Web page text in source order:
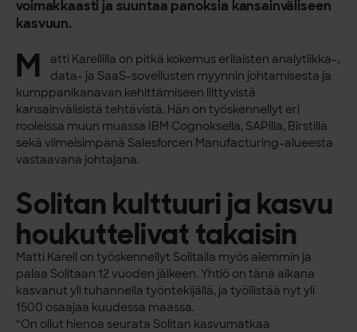
voimakkaasti ja suuntaa panoksia kansainväliseen
kasvuun.
M
atti Karellilla on pitkä kokemus erilaisten analytiikka-,
data- ja SaaS-sovellusten myynnin johtamisesta ja
kumppanikanavan kehittämiseen liittyvistä
kansainvälisistä tehtävistä. Hän on työskennellyt eri
rooleissa muun muassa IBM Cognoksella, SAPilla, Birstillä
sekä viimeisimpänä Salesforcen Manufacturing-alueesta
vastaavana johtajana.
Solitan kulttuuri ja kasvu
houkuttelivat takaisin
Matti Karell on työskennellyt Solitalla myös aiemmin ja
palaa Solitaan 12 vuoden jälkeen. Yhtiö on tänä aikana
kasvanut yli tuhannella työntekijällä, ja työllistää nyt yli
1500 osaajaa kuudessa maassa.
“On ollut hienoa seurata Solitan kasvumatkaa